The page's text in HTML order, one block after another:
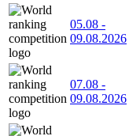
05.08 -
09.08.2026
07.08 -
09.08.2026